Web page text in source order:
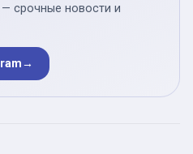
— срочные новости и
→